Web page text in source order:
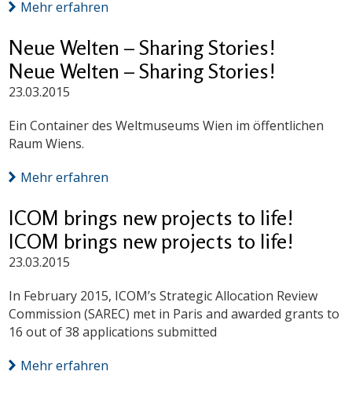
Mehr erfahren
Neue Welten – Sharing Stories!
Neue Welten – Sharing Stories!
23.03.2015
Ein Container des Weltmuseums Wien im öffentlichen
Raum Wiens.
Mehr erfahren
ICOM brings new projects to life!
ICOM brings new projects to life!
23.03.2015
In February 2015, ICOM’s Strategic Allocation Review
Commission (SAREC) met in Paris and awarded grants to
16 out of 38 applications submitted
Mehr erfahren